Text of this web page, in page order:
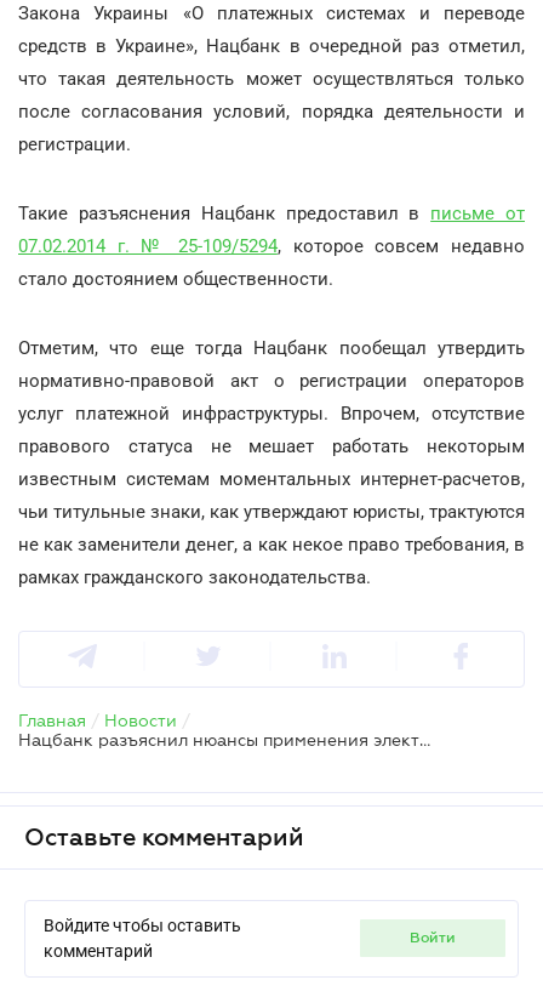
Закона Украины «О платежных системах и переводе
средств в Украине», Нацбанк в очередной раз отметил,
что такая деятельность может осуществляться только
после согласования условий, порядка деятельности и
регистрации.
Такие разъяснения Нацбанк предоставил в письме от
07.02.2014 г. № 25-109/5294, которое совсем недавно
стало достоянием общественности.
Отметим, что еще тогда Нацбанк пообещал утвердить
нормативно-правовой акт о регистрации операторов
услуг платежной инфраструктуры. Впрочем, отсутствие
правового статуса не мешает работать некоторым
известным системам моментальных интернет-расчетов,
чьи титульные знаки, как утверждают юристы, трактуются
не как заменители денег, а как некое право требования, в
рамках гражданского законодательства.
Главная / Новости /
Нацбанк разъяснил нюансы применения электронных денег
Оставьте комментарий
Войдите чтобы оставить
комментарий
войти